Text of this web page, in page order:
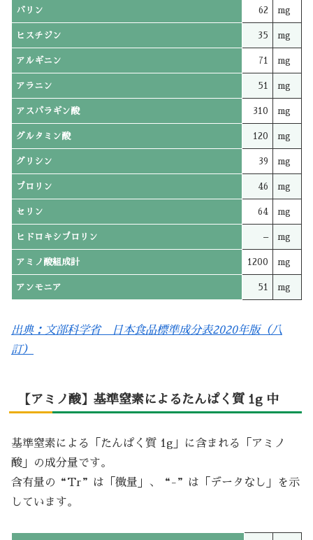
バリン 62 mg
ヒスチジン 35 mg
アルギニン 71 mg
アラニン 51 mg
アスパラギン酸 310 mg
グルタミン酸 120 mg
グリシン 39 mg
プロリン 46 mg
セリン 64 mg
ヒドロキシプロリン – mg
アミノ酸組成計 1200 mg
アンモニア 51 mg
出典：文部科学省 日本食品標準成分表2020年版（八
訂）
【アミノ酸】基準窒素によるたんぱく質 1g 中
基準窒素による「たんぱく質 1g」に含まれる「アミノ
酸」の成分量です。
含有量の“Tr”は「微量」、“-”は「データなし」を示
しています。